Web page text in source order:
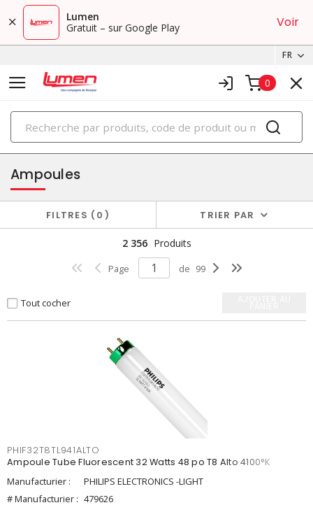
Lumen
Gratuit – sur Google Play
Voir
FR
0
PRODUITS
éclairage
Ampoules
FILTRES 0 TRIER PAR
2 356 Produits
Page de 99
Tout cocher
PHIF32T8TL941ALTO
Ampoule Tube Fluorescent 32 Watts 48 po T8 Alto 4100°K
Manufacturier :
PHILIPS ELECTRONICS -LIGHT
# Manufacturier : 479626